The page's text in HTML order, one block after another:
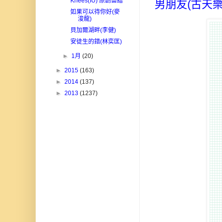
男朋友(古天
如果可以待你好(麥
浚龍)
貝加爾湖畔(李健)
安徒生的錯(林奕匡)
► 1月(20)
► 2015 (163)
► 2014 (137)
► 2013 (1237)